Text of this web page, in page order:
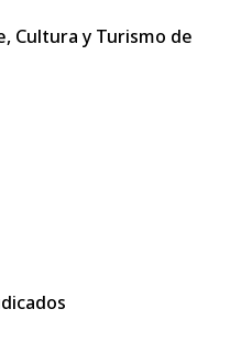
Cultura y Turismo de